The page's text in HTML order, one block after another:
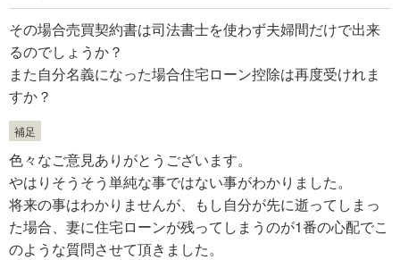
その場合売買契約書は司法書士を使わず夫婦間だけで出来
るのでしょうか？
また自分名義になった場合住宅ローン控除は再度受けれま
すか？
補足
色々なご意見ありがとうございます。
やはりそうそう単純な事ではない事がわかりました。
将来の事はわかりませんが、もし自分が先に逝ってしまっ
た場合、妻に住宅ローンが残ってしまうのが1番の心配でこ
のような質問させて頂きました。